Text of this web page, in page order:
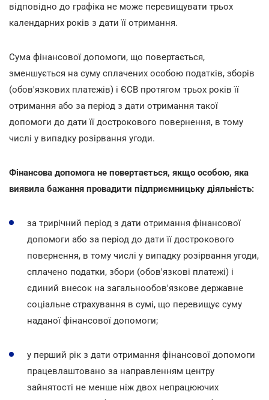
відповідно до графіка не може перевищувати трьох
календарних років з дати її отримання.
Сума фінансової допомоги, що повертається,
зменшується на суму сплачених особою податків, зборів
(обов'язкових платежів) і ЄСВ протягом трьох років її
отримання або за період з дати отримання такої
допомоги до дати її дострокового повернення, в тому
числі у випадку розірвання угоди.
Фінансова допомога не повертається, якщо особою, яка
виявила бажання провадити підприємницьку діяльність:
за трирічний період з дати отримання фінансової
допомоги або за період до дати її дострокового
повернення, в тому числі у випадку розірвання угоди,
сплачено податки, збори (обов'язкові платежі) і
єдиний внесок на загальнообов'язкове державне
соціальне страхування в сумі, що перевищує суму
наданої фінансової допомоги;
у перший рік з дати отримання фінансової допомоги
працевлаштовано за направленням центру
зайнятості не менше ніж двох непрацюючих